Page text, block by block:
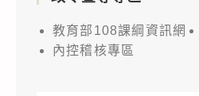
教育部108課綱資訊網
內控稽核專區